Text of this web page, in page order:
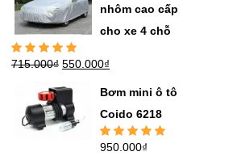
nhôm cao cấp
cho xe 4 chỗ
Được xếp
715.000₫ 550.000₫
Bơm mini ô tô
Coido 6218
Được xếp
950.000₫